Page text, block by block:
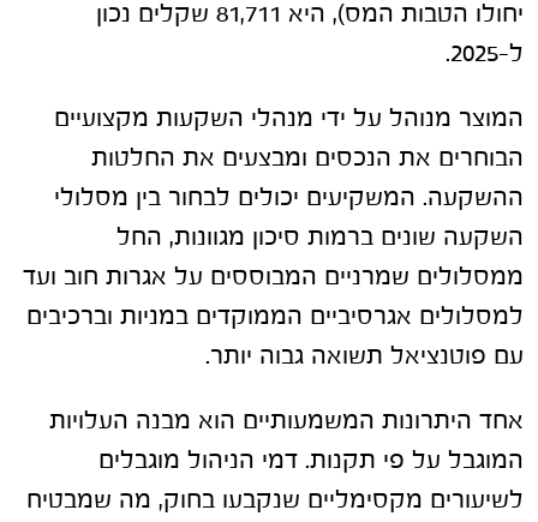
יחולו הטבות המס), היא 81,711 שקלים נכון
ל-2025.
המוצר מנוהל על ידי מנהלי השקעות מקצועיים
הבוחרים את הנכסים ומבצעים את החלטות
ההשקעה. המשקיעים יכולים לבחור בין מסלולי
השקעה שונים ברמות סיכון מגוונות, החל
ממסלולים שמרניים המבוססים על אגרות חוב ועד
למסלולים אגרסיביים הממוקדים במניות וברכיבים
עם פוטנציאל תשואה גבוה יותר.
אחד היתרונות המשמעותיים הוא מבנה העלויות
המוגבל על פי תקנות. דמי הניהול מוגבלים
לשיעורים מקסימליים שנקבעו בחוק, מה שמבטיח